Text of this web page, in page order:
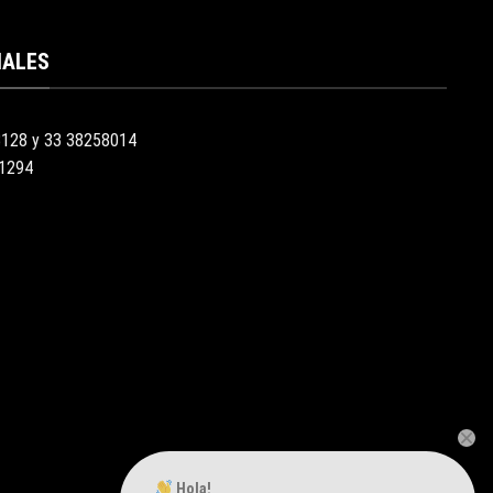
y 33 38258014
Hola!